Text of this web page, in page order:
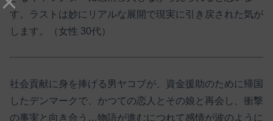
す。ラストは妙にリアルな展開で現実に引き戻された気が
します。（女性 30代）
社会貢献に身を捧げる男ヤコブが、資金援助のために帰国
したデンマークで、かつての恋人とその娘と再会し、衝撃
の事実と向き合う…物語が進むにつれて感情が波のように